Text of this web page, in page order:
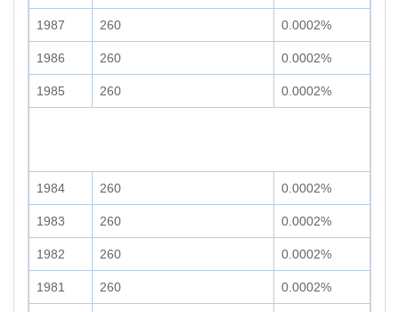
1987 260 0.0002%
1986 260 0.0002%
1985 260 0.0002%
1984 260 0.0002%
1983 260 0.0002%
1982 260 0.0002%
1981 260 0.0002%